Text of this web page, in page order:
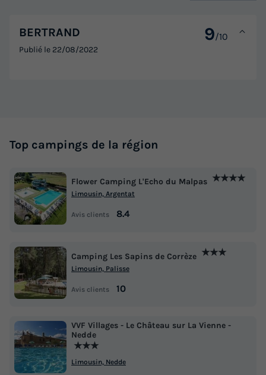
BERTRAND 9/10
Publié le 22/08/2022
Top campings de la région
Flower Camping L'Echo du Malpas ★★★★
Limousin, Argentat
Avis clients 8.4
Camping Les Sapins de Corrèze ★★★
Limousin, Palisse
Avis clients 10
VVF Villages - Le Château sur La Vienne -
Nedde
★★★
Limousin, Nedde